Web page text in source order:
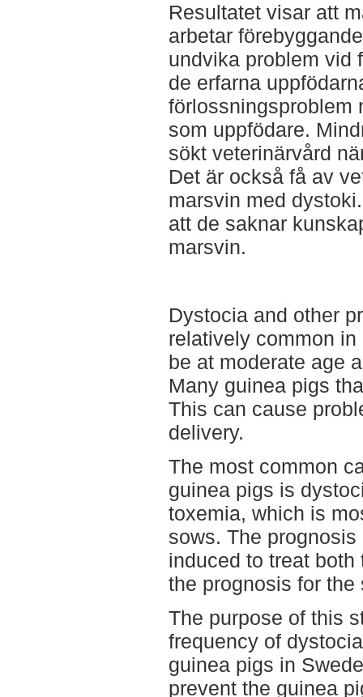
Resultatet visar att
arbetar
undvika problem vid
de erfarna
förlossningsproblem
som uppfödare.
sökt veterinärvård
Det är också få av
marsvin med
att de saknar
marsvin.
Dystocia and other
relatively common
be at moderate age
Many guinea pigs
This can cause
delivery.
The most common
guinea pigs is
toxemia, which is
sows. The
induced to treat
the prognosis for the
The purpose of this
frequency of
guinea pigs in
prevent the guinea